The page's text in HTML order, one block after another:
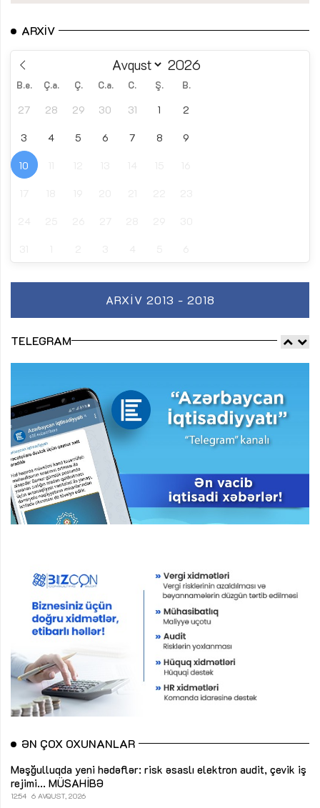
ARXIV
B.e. Ç.a. Ç. C.a. C. Ş. B.
27 28 29 30 31 1 2
3 4 5 6 7 8 9
10
ARXIV 2013 - 2018
TELEGRAM
ƏN ÇOX OXUNANLAR
Məşğulluqda yeni hədəflər: risk əsaslı elektron audit, çevik iş
rejimi... MÜSAHİBƏ
12:54 6 AVQUST, 2026